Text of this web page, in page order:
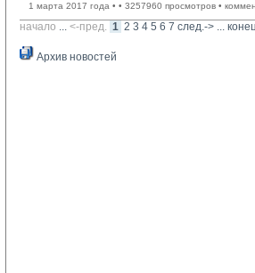
1 марта 2017 года • • 3257960 просмотров •
начало ... <-пред. 1 2 3 4 5 6 7 след.-> ...
Архив новостей